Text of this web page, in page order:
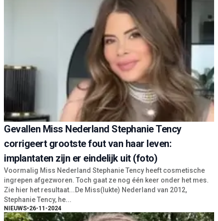
Gevallen Miss Nederland Stephanie Tency
corrigeert grootste fout van haar leven:
implantaten zijn er eindelijk uit (foto)
Voormalig Miss Nederland Stephanie Tency heeft cosmetische
ingrepen afgezworen. Toch gaat ze nog één keer onder het mes.
Zie hier het resultaat...De Miss(lukte) Nederland van 2012,
Stephanie Tency, he...
NIEUWS•26-11-2024